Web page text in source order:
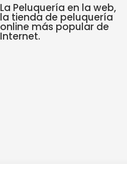
La Peluquería en la web,
la tienda de peluquería
online más popular de
Internet.